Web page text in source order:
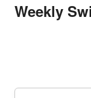
Weekly